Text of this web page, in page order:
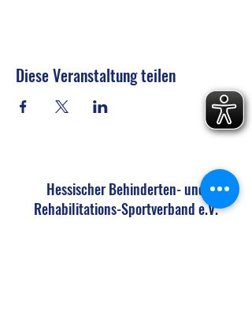
Diese Veranstaltung teilen
Hessischer Behinderten- und
Rehabilitations-Sportverband e.V.